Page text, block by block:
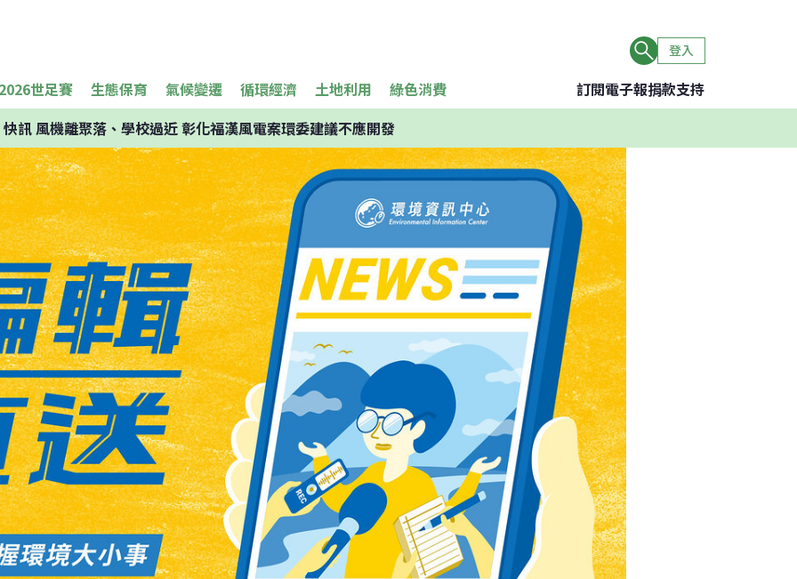
登入
世足賽 生態保育 氣候變遷 循環經濟 土地利用 綠色消費 訂閱電子報捐款支持
快訊風機離聚落、學校過近 彰化福漢風電案環委建議不應開發